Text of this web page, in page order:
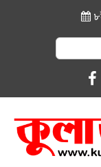
Search
for: